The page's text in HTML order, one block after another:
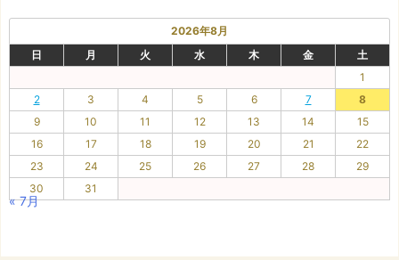
2026年8月
日
月 火 水 木 金
土
1
2
3 4 5 6 7
8
9
10 11 12 13 14
15
16
17 18 19 20 21
22
23
24 25 26 27 28
29
30
31
« 7月